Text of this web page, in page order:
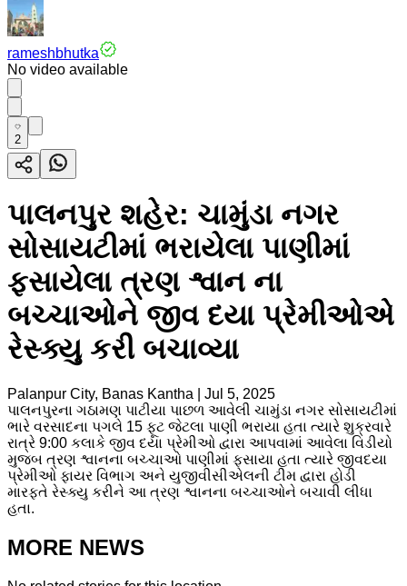
rameshbhutka
No video available
2
પાલનપુર શહેર: ચામુંડા નગર
સોસાયટીમાં ભરાયેલા પાણીમાં
ફસાયેલા ત્રણ શ્વાન ના
બચ્ચાઓને જીવ દયા પ્રેમીઓએ
રેસ્ક્યુ કરી બચાવ્યા
Palanpur City, Banas Kantha
Jul 5, 2025
પાલનપુરના ગઠામણ પાટીયા પાછળ આવેલી ચામુંડા નગર સોસાયટીમાં
ભારે વરસાદના પગલે 15 ફૂટ જેટલા પાણી ભરાયા હતા ત્યારે શુક્રવારે
રાત્રે 9:00 કલાકે જીવ દયા પ્રેમીઓ દ્વારા આપવામાં આવેલા વિડીયો
મુજબ ત્રણ શ્વાનના બચ્ચાઓ પાણીમાં ફસાયા હતા ત્યારે જીવદયા
પ્રેમીઓ ફાયર વિભાગ અને યુજીવીસીએલની ટીમ દ્વારા હોડી
મારફતે રેસ્ક્યુ કરીને આ ત્રણ શ્વાનના બચ્ચાઓને બચાવી લીધા
હતા.
MORE NEWS